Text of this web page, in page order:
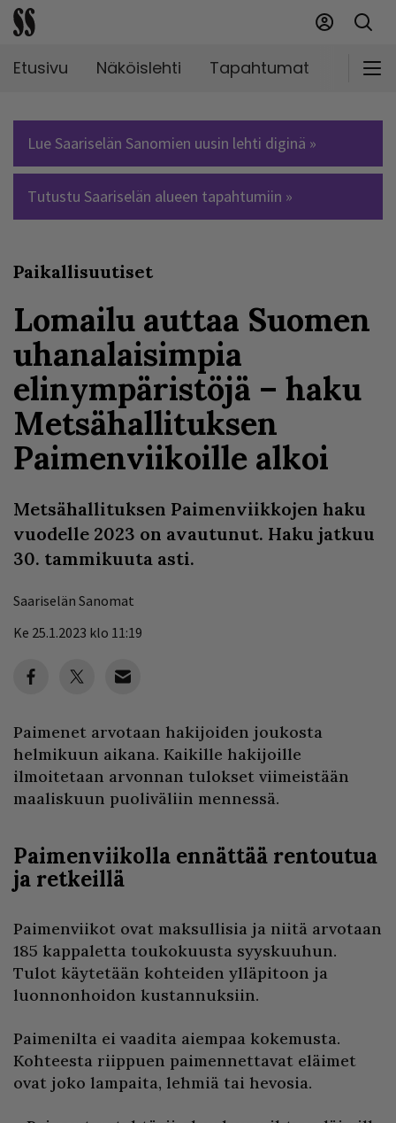
Etusivu Näköislehti Tapahtumat
Lue Saariselän Sanomien uusin lehti diginä »
Tutustu Saariselän alueen tapahtumiin »
Paikallisuutiset
Lomailu auttaa Suomen
uhanalaisimpia
elinympäristöjä – haku
Metsähallituksen
Paimenviikoille alkoi
Metsähallituksen Paimenviikkojen haku
vuodelle 2023 on avautunut. Haku jatkuu
30. tammikuuta asti.
Saariselän Sanomat
Ke 25.1.2023 klo 11:19
Paimenet arvotaan hakijoiden joukosta
helmikuun aikana. Kaikille hakijoille
ilmoitetaan arvonnan tulokset viimeistään
maaliskuun puoliväliin mennessä.
Paimenviikolla ennättää rentoutua
ja retkeillä
Paimenviikot ovat maksullisia ja niitä arvotaan
185 kappaletta toukokuusta syyskuuhun.
Tulot käytetään kohteiden ylläpitoon ja
luonnonhoidon kustannuksiin.
Paimenilta ei vaadita aiempaa kokemusta.
Kohteesta riippuen paimennettavat eläimet
ovat joko lampaita, lehmiä tai hevosia.